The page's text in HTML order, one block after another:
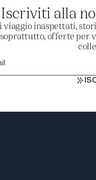
Iscriviti alla
viaggio inaspettati,
offerte per